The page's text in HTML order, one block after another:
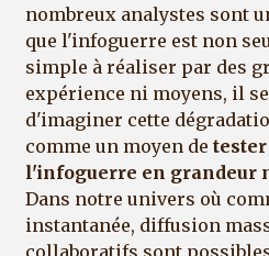
nombreux analystes sont
que l'infoguerre est non
simple à réaliser par des
expérience ni moyens, il
d'imaginer cette
comme un moyen de
l'infoguerre en grandeur
Dans notre univers où
instantanée, diffusion
collaboratifs sont